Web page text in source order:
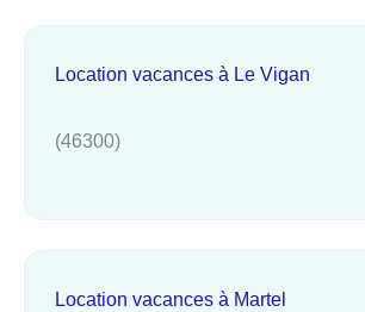
Location vacances à Le Vigan
(46300)
Location vacances à Martel